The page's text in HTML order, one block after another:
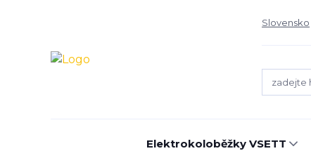
Slovensko
Elektrokoloběžky VSETT